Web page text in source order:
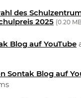
des
2025 (0.20
Blog auf YouTube
Sontak Blog auf